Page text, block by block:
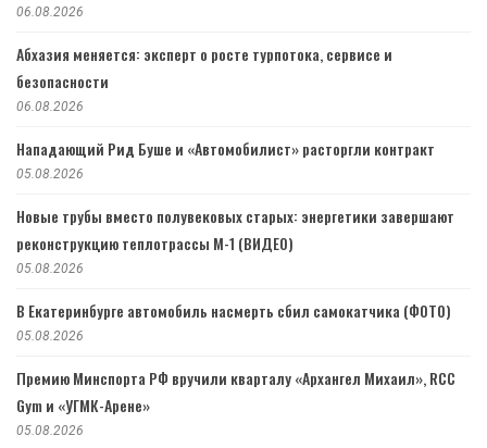
06.08.2026
Абхазия меняется: эксперт о росте турпотока, сервисе и
безопасности
06.08.2026
Нападающий Рид Буше и «Автомобилист» расторгли контракт
05.08.2026
Новые трубы вместо полувековых старых: энергетики завершают
реконструкцию теплотрассы М-1 (ВИДЕО)
05.08.2026
В Екатеринбурге автомобиль насмерть сбил самокатчика (ФОТО)
05.08.2026
Премию Минспорта РФ вручили кварталу «Архангел Михаил», RCC
Gym и «УГМК-Арене»
05.08.2026